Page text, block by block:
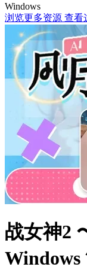
Windows
浏览更多资源 查看
战女神2